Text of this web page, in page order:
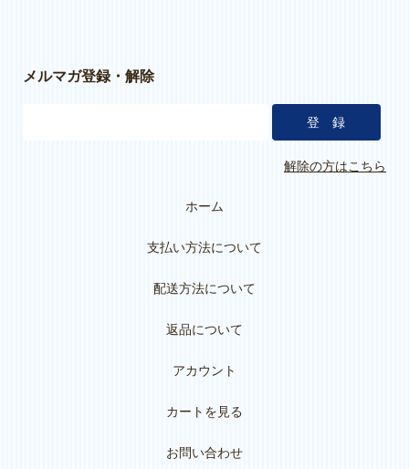
メルマガ登録・解除
解除の方はこちら
ホーム
支払い方法について
配送方法について
返品について
アカウント
カートを見る
お問い合わせ